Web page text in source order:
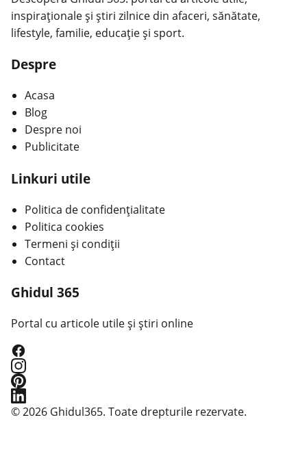
inspiraționale și știri zilnice din afaceri, sănătate,
lifestyle, familie, educație și sport.
Despre
Acasa
Blog
Despre noi
Publicitate
Linkuri utile
Politica de confidențialitate
Politica cookies
Termeni și condiții
Contact
Ghidul 365
Portal cu articole utile și știri online
© 2026 Ghidul365. Toate drepturile rezervate.